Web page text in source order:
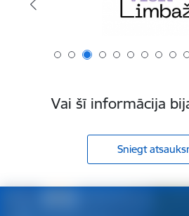
Vai šī informācija
Sniegt